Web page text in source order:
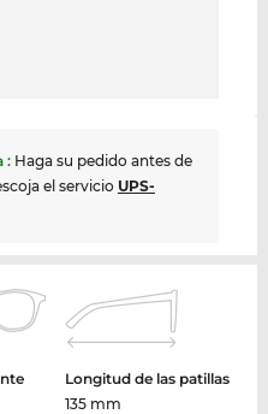
: Haga su pedido antes de
el servicio UPS-
Longitud de las patillas
135 mm